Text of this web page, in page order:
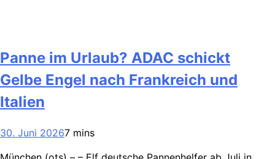
Panne im Urlaub? ADAC schickt
Gelbe Engel nach Frankreich und
Italien
30. Juni 20267 mins